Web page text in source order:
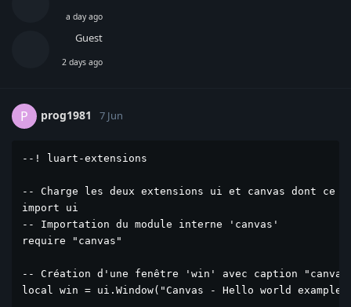
a day ago
Guest
2 days ago
P prog1981 7 Jun
--! luart-extensions
-- Charge les deux extensions ui et canvas dont ce
import ui
-- Importation du module interne 'canvas'
require "canvas"
-- Création d'une fenêtre 'win' avec caption
local win = ui.Window("Canvas - Hello world